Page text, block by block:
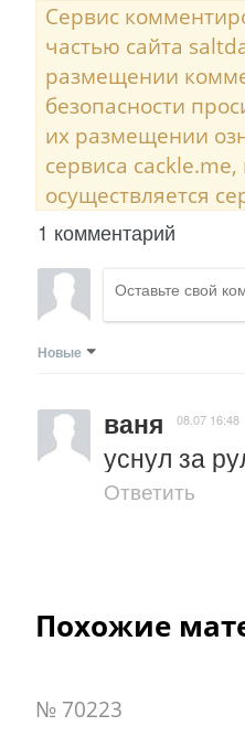
Сервис
частью сайта
размещении
безопасности
их размещении
сервиса
осуществляется
1 комментарий
Новые
ваня 08.07 16:48
уснул за
Ответить
Похожие
№ 70223